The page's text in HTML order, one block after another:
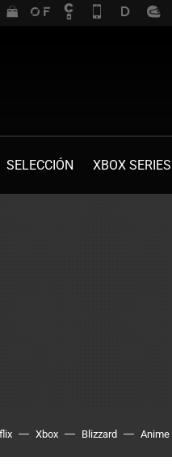
SELECCIÓN XBOX
Xbox Blizzard Anime